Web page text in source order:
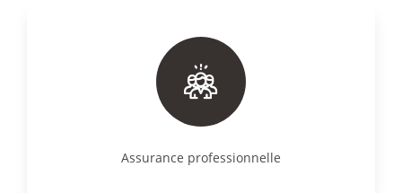
Assurance professionnelle